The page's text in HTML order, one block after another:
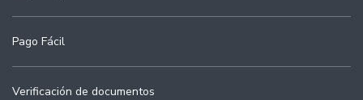
Pago Fácil
Verificación de documentos